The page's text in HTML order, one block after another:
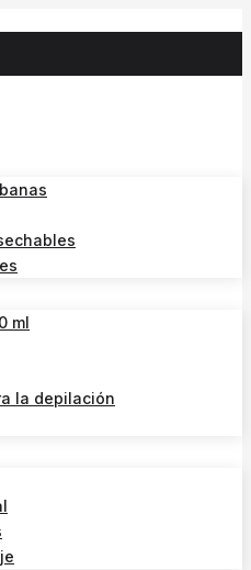
ml
la depilación